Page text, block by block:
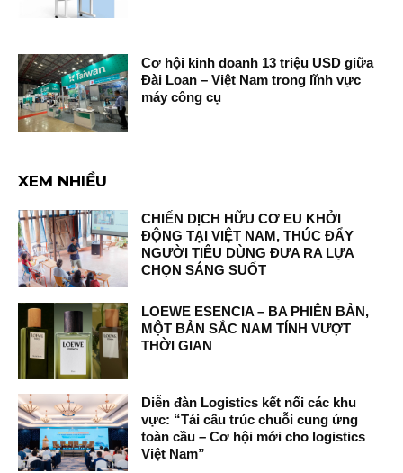
Cơ hội kinh doanh 13 triệu USD giữa
Đài Loan – Việt Nam trong lĩnh vực
máy công cụ
XEM NHIỀU
CHIẾN DỊCH HỮU CƠ EU KHỞI
ĐỘNG TẠI VIỆT NAM, THÚC ĐẨY
NGƯỜI TIÊU DÙNG ĐƯA RA LỰA
CHỌN SÁNG SUỐT
LOEWE ESENCIA – BA PHIÊN BẢN,
MỘT BẢN SẮC NAM TÍNH VƯỢT
THỜI GIAN
Diễn đàn Logistics kết nối các khu
vực: “Tái cấu trúc chuỗi cung ứng
toàn cầu – Cơ hội mới cho logistics
Việt Nam”